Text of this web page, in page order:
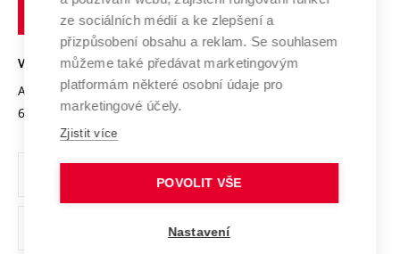
Open Science
Projekty
Projekty ze strukturálních fondů
Specifický výzkum
Mezinárodní dohody
Univerzitní sítě
Podnikavá univerzita / ContriBUTe
Bezpečná univerzita
Vyznamenání
Organizační struktura
Ochrana osobních údajů
odkaz)
technické
VYSOKÉ UČENÍ TECHNICKÉ V BRNĚ
Antonínská 548/1
602 00 Brno
www.vut.cz
vut@vutbr.cz
ze sociálních médií a ke zlepšení a
přizpůsobení obsahu a reklam. Se souhlasem
můžeme také předávat marketingovým
platformám některé osobní údaje pro
marketingové účely.
Zjistit více
POVOLIT VŠE
Nastavení